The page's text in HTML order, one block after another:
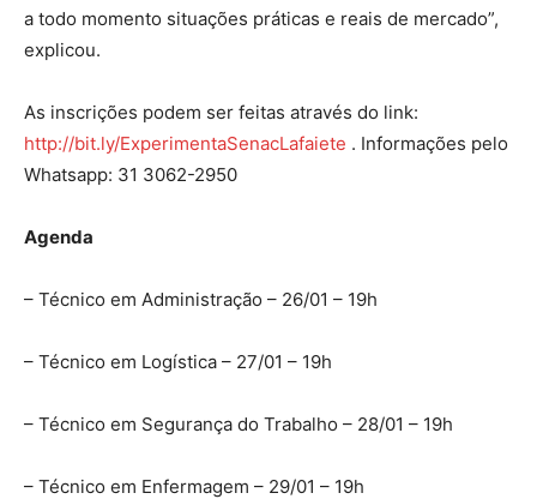
a todo momento situações práticas e reais de mercado”,
explicou.
As inscrições podem ser feitas através do link:
http://bit.ly/ExperimentaSenacLafaiete . Informações pelo
Whatsapp: 31 3062-2950
Agenda
– Técnico em Administração – 26/01 – 19h
– Técnico em Logística – 27/01 – 19h
– Técnico em Segurança do Trabalho – 28/01 – 19h
– Técnico em Enfermagem – 29/01 – 19h